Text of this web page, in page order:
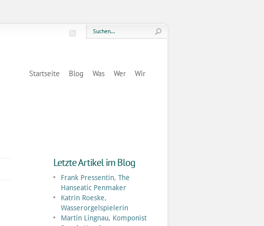
Startseite Blog Was Wer Wir
Letzte Artikel im Blog
Frank Pressentin, The
Hanseatic Penmaker
Katrin Roeske,
Wasserorgelspielerin
Martin Lingnau, Komponist